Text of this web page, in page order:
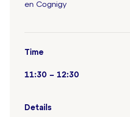
en Cognigy
Time
11:30 – 12:30
Details